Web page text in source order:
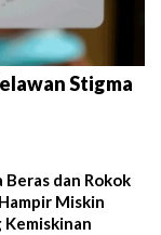
Stigma
Beras dan Rokok
Miskin
Kemiskinan